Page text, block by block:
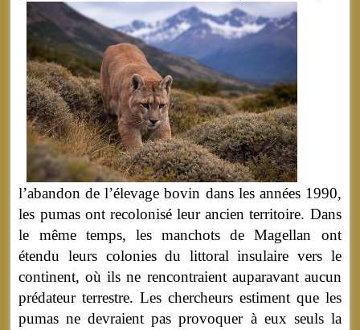
l’abandon de l’élevage bovin dans les années 1990,
les pumas ont recolonisé leur ancien territoire. Dans
le même temps, les manchots de Magellan ont
étendu leurs colonies du littoral insulaire vers le
continent, où ils ne rencontraient auparavant aucun
prédateur terrestre. Les chercheurs estiment que les
pumas ne devraient pas provoquer à eux seuls la